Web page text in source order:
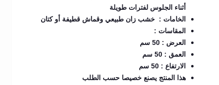
أثناء الجلوس لفترات طويلة
الخامات : خشب زان طبيعي وقماش قطيفة أو كتان
المقاسات :
العرض : 50 سم
العمق : 50 سم
الارتفاع : 50 سم
هذا المنتج يصنع خصيصا حسب الطلب